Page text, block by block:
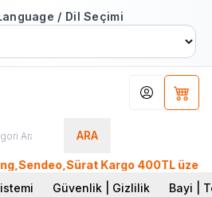
/ Dil Seçimi
ARA
Hesabım
Kargo 400TL üzeri,
Güvenlik | Gizlilik Bayi |